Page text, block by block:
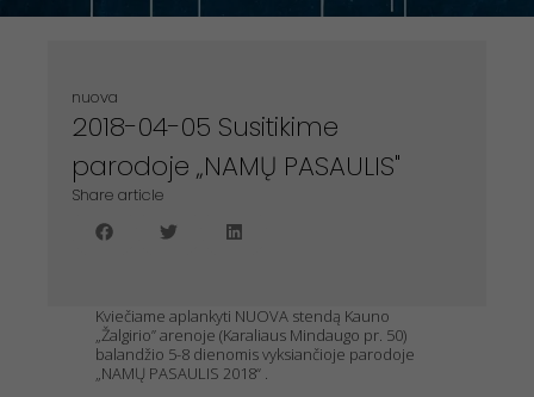
nuova
2018-04-05 Susitikime
parodoje „NAMŲ PASAULIS"
Share article
Kviečiame aplankyti NUOVA stendą Kauno
„Žalgirio” arenoje (Karaliaus Mindaugo pr. 50)
balandžio 5-8 dienomis vyksiančioje parodoje
„NAMŲ PASAULIS 2018“ .